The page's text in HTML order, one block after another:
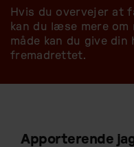
Hvis du overvejer at
kan du læse mere om
måde kan du give din
fremadrettet.
Apporterende